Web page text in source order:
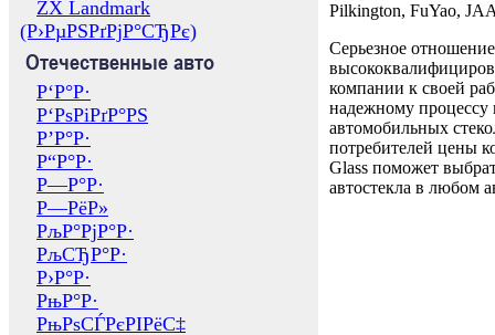
ZX Landmark
(Р›РµРЅРґРјР°СЂРє)
Отечественные авто
Р‘Р°Р·
Р‘РѕРіРґР°РЅ
Р’Р°Р·
Р“Р°Р·
Р—Р°Р·
Р—РёР»
РљР°РјР°Р·
РљСЂР°Р·
Р›Р°Р·
РњР°Р·
РњРѕСЃРєРІРёС‡
Pilkington, FuYao,
Серьезное отношение
компании к своей
надежному процессу
автомобильных
потребителей цены
Glass поможет
автостекла в любом